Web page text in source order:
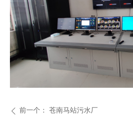
ꄴ 前一个： 苍南马站污水厂